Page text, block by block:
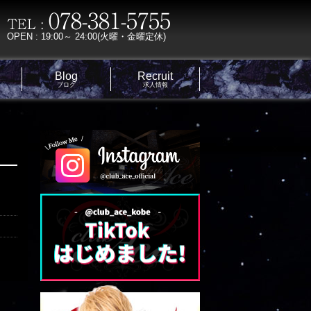
OPEN : 19:00～ 24:00(火曜・金曜定休)
Blog
ブログ
Recruit
求人情報